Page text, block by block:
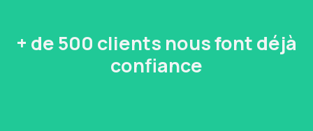
+ de 500 clients nous font déjà
confiance